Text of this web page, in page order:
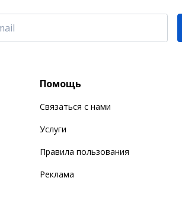
Помощь
Связаться с нами
Услуги
Правила пользования
Реклама